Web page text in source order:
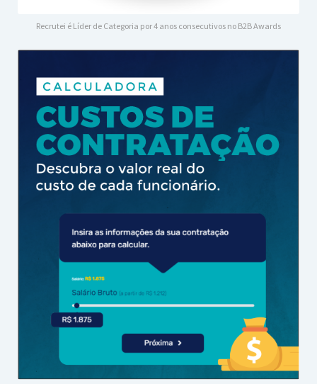
Recrutei é Líder de Categoria por 4 anos consecutivos no B2B Awards